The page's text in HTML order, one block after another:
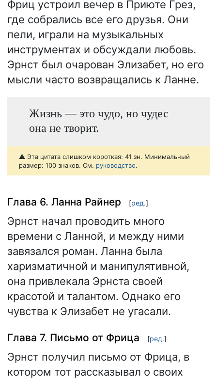
Фриц устроил вечер в Приюте Грез,
где собрались все его друзья. Они
пели, играли на музыкальных
инструментах и обсуждали любовь.
Эрнст был очарован Элизабет, но его
мысли часто возвращались к Ланне.
Жизнь — это чудо, но чудес
она не творит.
⚠️ Эта цитата слишком короткая: 41 зн. Минимальный
размер: 100 знаков. См. руководство.
Глава 6. Ланна Райнер [ред.]
Эрнст начал проводить много
времени с Ланной, и между ними
завязался роман. Ланна была
харизматичной и манипулятивной,
она привлекала Эрнста своей
красотой и талантом. Однако его
чувства к Элизабет не угасали.
Глава 7. Письмо от Фрица [ред.]
Эрнст получил письмо от Фрица, в
котором тот рассказывал о своих